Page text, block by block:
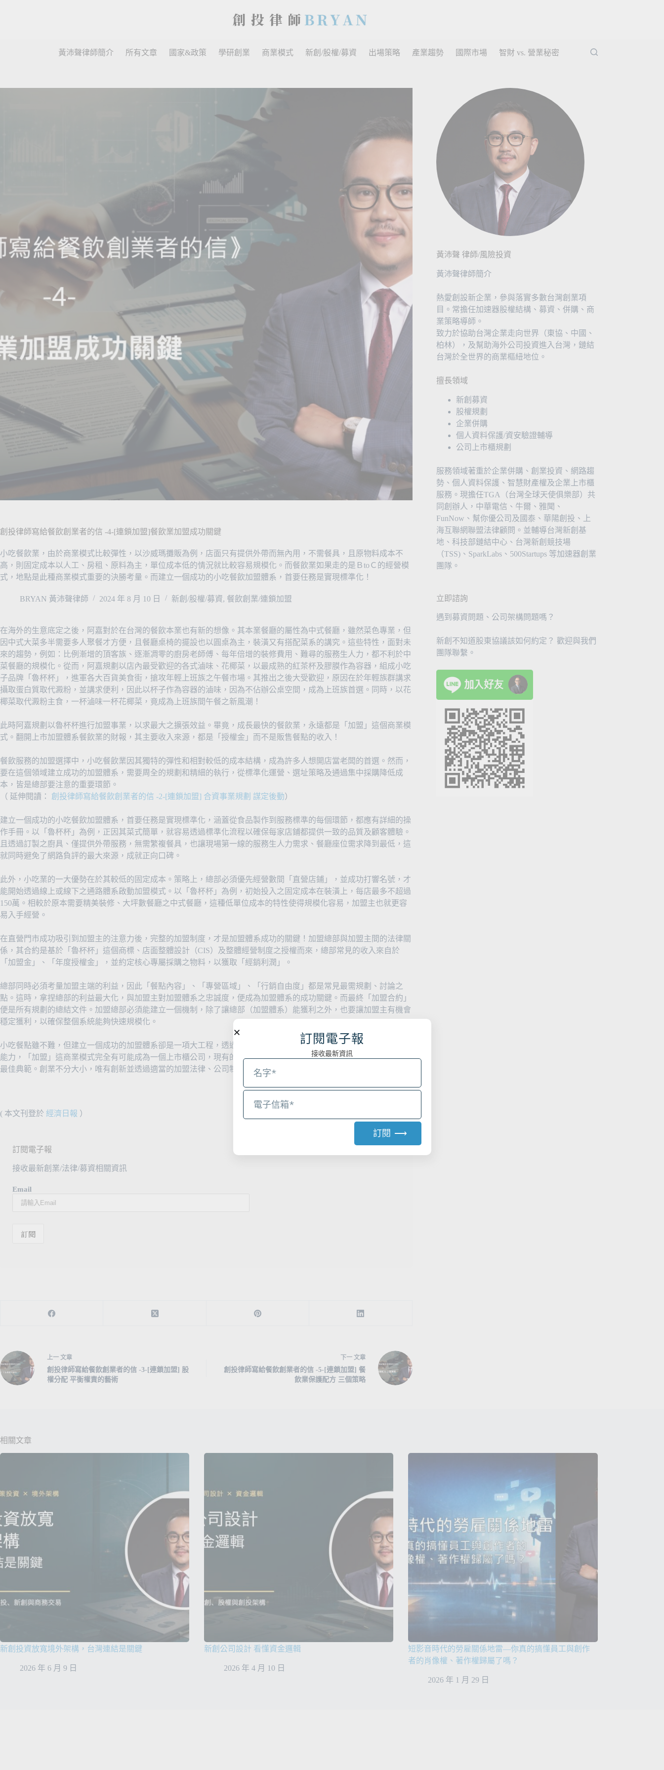
黃沛聲律師簡介 所有文章 國家&政策 學研創業 商業模式 新創/股權/募資 出場策略 產業趨勢 國際市場 智財 vs. 營業秘密
創投律師寫給餐飲創業者的信 -4-[連鎖加盟]餐飲業加盟成功關鍵
小吃餐飲業，由於商業模式比較彈性，以沙威瑪攤販為例，店面只有提供外帶而無內用，不需餐具，且原物料成本不
高，則固定成本以人工、房租、原料為主，單位成本低的情況就比較容易規模化。而餐飲業如果走的是ＢtoＣ的經營模
式，地點是此種商業模式重要的決勝考量。而建立一個成功的小吃餐飲加盟體系，首要任務是實現標準化！
BRYAN 黃沛聲律師 2024 年 8 月 10 日 新創/股權/募資, 餐飲創業/連鎖加盟
在海外的生意底定之後，阿嘉對於在台灣的餐飲本業也有新的想像。其本業餐廳的屬性為中式餐廳，雖然菜色專業，但
因中式大菜多半需要多人聚餐才方便，且餐廳桌椅的擺設也以圓桌為主，裝潢又有搭配菜系的講究。這些特性，面對未
來的趨勢，例如：比例漸增的頂客族、逐漸凋零的廚房老師傅、每年倍增的裝修費用、難尋的服務生人力，都不利於中
菜餐廳的規模化。從而，阿嘉規劃以店內最受歡迎的各式滷味、花椰菜，以最成熟的紅茶杯及膠膜作為容器，組成小吃
子品牌「魯杯杯」，進軍各大百貨美食街，搶攻年輕上班族之午餐市場。其推出之後大受歡迎，原因在於年輕族群講求
攝取蛋白質取代澱粉，並講求便利，因此以杯子作為容器的滷味，因為不佔辦公桌空間，成為上班族首選。同時，以花
椰菜取代澱粉主食，一杯滷味一杯花椰菜，竟成為上班族間午餐之新風潮！
此時阿嘉規劃以魯杯杯進行加盟事業，以求最大之擴張效益。畢竟，成長最快的餐飲業，永遠都是「加盟」這個商業模
式。翻開上市加盟體系餐飲業的財報，其主要收入來源，都是「授權金」而不是販售餐點的收入！
餐飲服務的加盟選擇中，小吃餐飲業因其獨特的彈性和相對較低的成本結構，成為許多人想開店當老闆的首選。然而，
要在這個領域建立成功的加盟體系，需要周全的規劃和精細的執行，從標準化運營、選址策略及通過集中採購降低成
本，皆是總部要注意的重要環節。
（ 延伸閱讀： 創投律師寫給餐飲創業者的信 -2-[連鎖加盟] 合資事業規劃 謀定後動）
建立一個成功的小吃餐飲加盟體系，首要任務是實現標準化，涵蓋從食品製作到服務標準的每個環節，都應有詳細的操
作手冊。以「魯杯杯」為例，正因其菜式簡單，就容易透過標準化流程以確保每家店鋪都提供一致的品質及顧客體驗。
且透過訂製之廚具、僅提供外帶服務，無需繁複餐具，也讓現場第一線的服務生人力需求、餐廳座位需求降到最低，這
就同時避免了網路負評的最大來源，成就正向口碑。
此外，小吃業的一大優勢在於其較低的固定成本。策略上，總部必須優先經營數間「直營店鋪」，並成功打響名號，才
能開始透過線上或線下之通路體系啟動加盟模式。以「魯杯杯」為例，初始投入之固定成本在裝潢上，每店最多不超過
150萬。相較於原本需要精美裝修、大坪數餐廳之中式餐廳，這種低單位成本的特性使得規模化容易，加盟主也就更容
易入手經營。
在直營門市成功吸引到加盟主的注意力後，完整的加盟制度，才是加盟體系成功的關鍵！加盟總部與加盟主間的法律關
係，其合約是基於「魯杯杯」這個商標、店面整體設計（CIS）及整體經營制度之授權而來，總部常見的收入來自於
「加盟金」、「年度授權金」，並約定核心專屬採購之物料，以獲取「經銷利潤」。
總部同時必須考量加盟主端的利益，因此「餐點內容」、「專營區域」、「行銷自由度」都是常見最需規劃、討論之
點。這時，拿捏總部的利益最大化，與加盟主對加盟體系之忠誠度，便成為加盟體系的成功關鍵。而最終「加盟合約」
便是所有規劃的總結文件。加盟總部必須能建立一個機制，除了讓總部（加盟體系）能獲利之外，也要讓加盟主有機會
穩定獲利，以確保整個系統能夠快速規模化。
小吃餐點雖不難，但建立一個成功的加盟體系卻是一項大工程，透過精心設計的運營體系，輔以持續的創新和市場適應
能力，「加盟」這商業模式完全有可能成為一個上市櫃公司，現有的六角集團，最近上市的路易莎、八方雲集公司都是
最佳典範。創業不分大小，唯有創新並透過適當的加盟法律、公司制度設計，掌握成長之價值，才能確保邁向成功！
( 本文刊登於 經濟日報 ）
訂閱電子報
接收最新創業/法律/募資相關資訊
Email
上一 文章
創投律師寫給餐飲創業者的信 -3-[連鎖加盟] 股
權分配 平衡權責的藝術
下一 文章
創投律師寫給餐飲創業者的信 -5-[連鎖加盟] 餐
飲業保護配方 三個策略
黃沛聲 律師/風險投資
黃沛聲律師簡介
熱愛創設新企業，參與落實多數台灣創業項
目。常擔任加速器股權結構、募資、併購、商
業策略導師。
致力於協助台灣企業走向世界（東協、中國、
柏林），及幫助海外公司投資進入台灣，鏈結
台灣於全世界的商業樞紐地位。
擅長領域
新創募資
股權規劃
企業併購
個人資料保護/資安驗證輔導
公司上市櫃規劃
服務領域著重於企業併購、創業投資、網路趨
勢、個人資料保護、智慧財產權及企業上市櫃
服務。現擔任TGA（台灣全球天使俱樂部）共
同創辦人，中華電信、牛爾、雅聞、
FunNow、幫你優公司及國泰、華陽創投、上
海互聯網聯盟法律顧問。並輔導台灣新創基
地、科技部鏈結中心、台灣新創競技場
（TSS)、SparkLabs、500Startups 等加速器創業
團隊。
立即諮詢
遇到募資問題、公司架構問題嗎？
新創不知道股東協議該如何約定？ 歡迎與我們
團隊聯繫。
相關文章
新創投資放寬境外架構，台灣連結是關鍵
2026 年 6 月 9 日
新創公司設計 看懂資金邏輯
2026 年 4 月 10 日
短影音時代的勞雇關係地雷—你真的搞懂員工與創作
者的肖像權、著作權歸屬了嗎？
2026 年 1 月 29 日
訂閱電子報
接收最新資訊
訂閱 ⟶